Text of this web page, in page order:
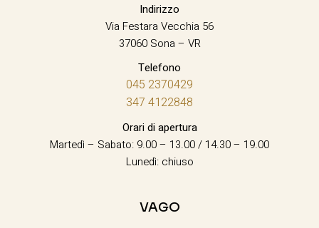
Indirizzo
Via Festara Vecchia 56
37060 Sona – VR
Telefono
045 2370429
347 4122848
Orari di apertura
Martedì – Sabato: 9.00 – 13.00 / 14.30 – 19.00
Lunedì: chiuso
VAGO